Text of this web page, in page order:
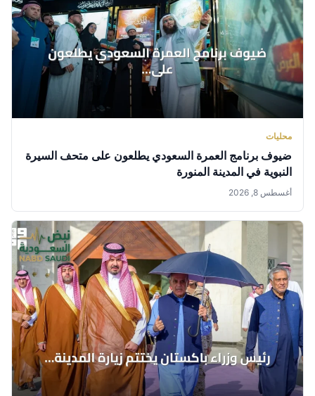
محليات
ضيوف برنامج العمرة السعودي يطلعون على متحف السيرة
النبوية في المدينة المنورة
أغسطس 8, 2026